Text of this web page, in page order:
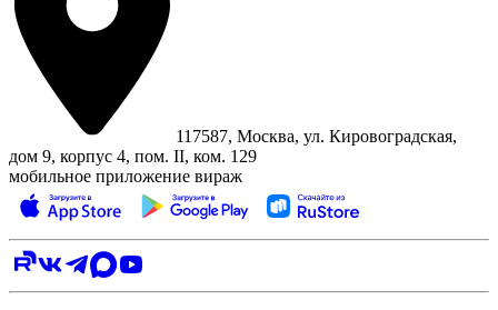
117587, Москва, ул. Кировоградская,
дом 9, корпус 4, пом. II, ком. 129
мобильное приложение вираж